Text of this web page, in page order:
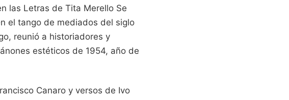
las Letras de Tita Merello Se
el tango de mediados del siglo
reunió a historiadores y
estéticos de 1954, año de
Canaro y versos de Ivo